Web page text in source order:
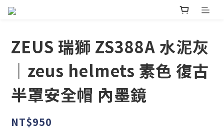
ZEUS 瑞獅 ZS388A 水泥灰
｜zeus helmets 素色 復古
半罩安全帽 內墨鏡
NT$950